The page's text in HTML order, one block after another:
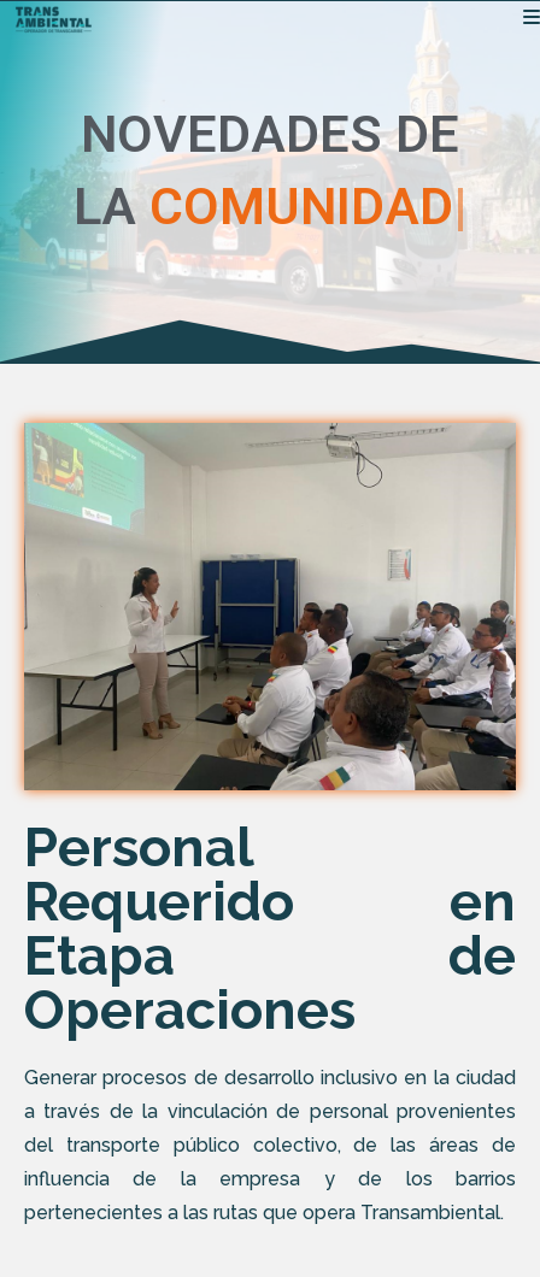
NOVEDADES DE
LA COMUNIDAD|
Personal
Requerido en
Etapa de
Operaciones
Generar procesos de desarrollo inclusivo en la ciudad
a través de la vinculación de personal provenientes
del transporte público colectivo, de las áreas de
influencia de la empresa y de los barrios
pertenecientes a las rutas que opera Transambiental.